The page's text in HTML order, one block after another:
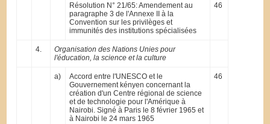
Résolution N° 21/65: Amendement au
paragraphe 3 de l'Annexe II à la
Convention sur les privilèges et
immunités des institutions spécialisées
46
4.
Organisation des Nations Unies pour
l'éducation, la science et la culture
a)
Accord entre l'UNESCO et le
Gouvernement kényen concernant la
création d'un Centre régional de science
et de technologie pour l'Amérique à
Nairobi. Signé à Paris le 8 février 1965 et
à Nairobi le 24 mars 1965
46